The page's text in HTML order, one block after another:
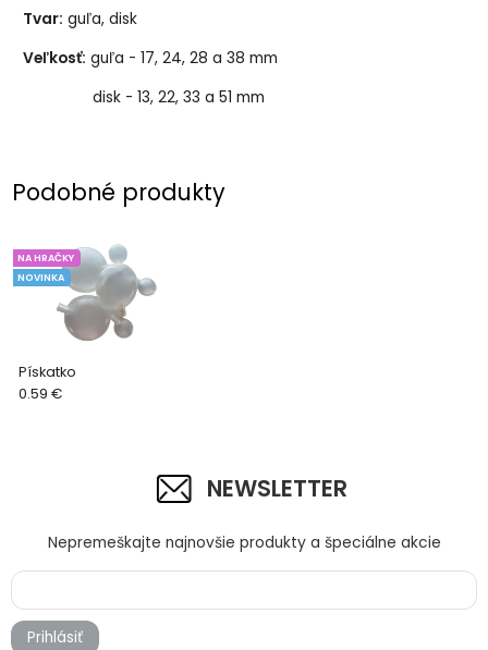
Tvar: guľa, disk
Veľkosť: guľa - 17, 24, 28 a 38 mm
disk - 13, 22, 33 a 51 mm
Podobné produkty
Pískatko
NA HRAČKY
NOVINKA
0.59 €
NEWSLETTER
Nepremeškajte najnovšie produkty a špeciálne akcie
Prihlásiť